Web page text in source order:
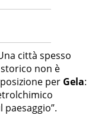
città spesso
non è
per Gela: